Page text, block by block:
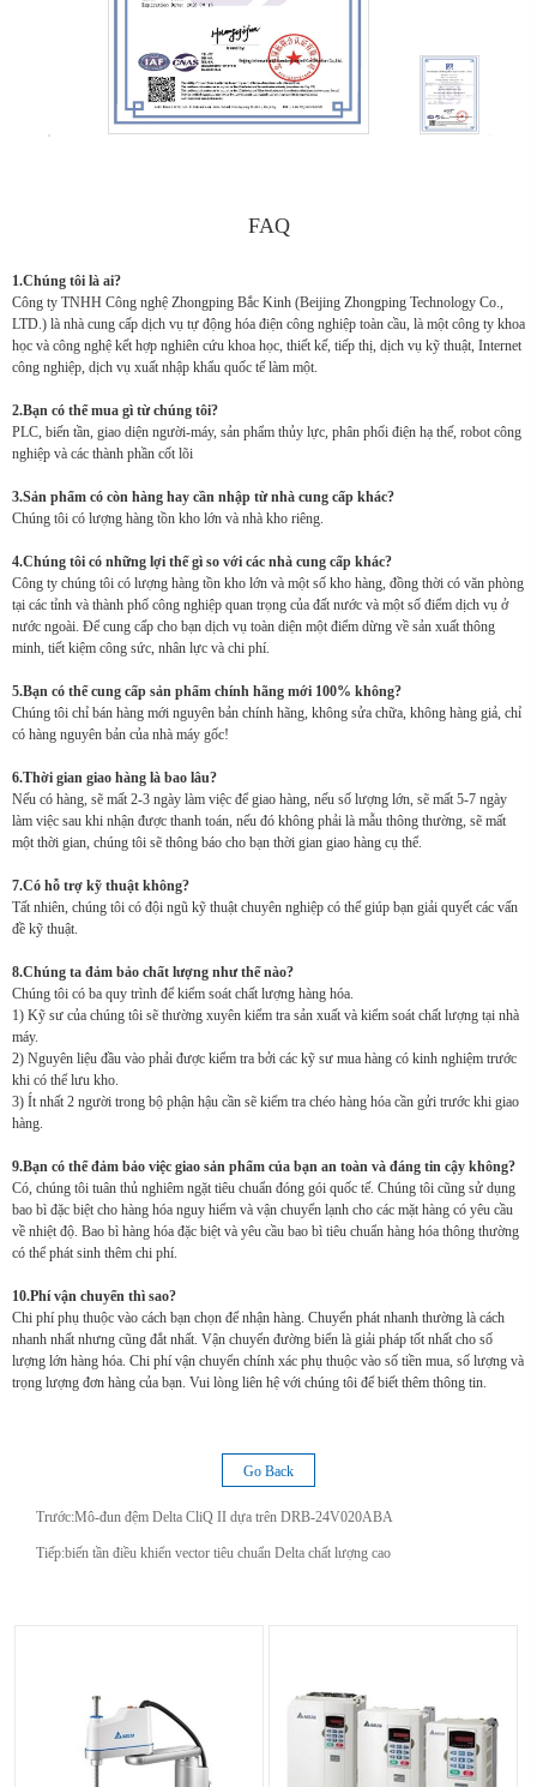
FAQ
1.Chúng tôi là ai?
Công ty TNHH Công nghệ Zhongping Bắc Kinh (Beijing Zhongping Technology Co.,
LTD.) là nhà cung cấp dịch vụ tự động hóa điện công nghiệp toàn cầu, là một công ty khoa
học và công nghệ kết hợp nghiên cứu khoa học, thiết kế, tiếp thị, dịch vụ kỹ thuật, Internet
công nghiệp, dịch vụ xuất nhập khẩu quốc tế làm một.
2.Bạn có thể mua gì từ chúng tôi?
PLC, biến tần, giao diện người-máy, sản phẩm thủy lực, phân phối điện hạ thế, robot công
nghiệp và các thành phần cốt lõi
3.Sản phẩm có còn hàng hay cần nhập từ nhà cung cấp khác?
Chúng tôi có lượng hàng tồn kho lớn và nhà kho riêng.
4.Chúng tôi có những lợi thế gì so với các nhà cung cấp khác?
Công ty chúng tôi có lượng hàng tồn kho lớn và một số kho hàng, đồng thời có văn phòng
tại các tỉnh và thành phố công nghiệp quan trọng của đất nước và một số điểm dịch vụ ở
nước ngoài. Để cung cấp cho bạn dịch vụ toàn diện một điểm dừng về sản xuất thông
minh, tiết kiệm công sức, nhân lực và chi phí.
5.Bạn có thể cung cấp sản phẩm chính hãng mới 100% không?
Chúng tôi chỉ bán hàng mới nguyên bản chính hãng, không sửa chữa, không hàng giả, chỉ
có hàng nguyên bản của nhà máy gốc!
6.Thời gian giao hàng là bao lâu?
Nếu có hàng, sẽ mất 2-3 ngày làm việc để giao hàng, nếu số lượng lớn, sẽ mất 5-7 ngày
làm việc sau khi nhận được thanh toán, nếu đó không phải là mẫu thông thường, sẽ mất
một thời gian, chúng tôi sẽ thông báo cho bạn thời gian giao hàng cụ thể.
7.Có hỗ trợ kỹ thuật không?
Tất nhiên, chúng tôi có đội ngũ kỹ thuật chuyên nghiệp có thể giúp bạn giải quyết các vấn
đề kỹ thuật.
8.Chúng ta đảm bảo chất lượng như thế nào?
Chúng tôi có ba quy trình để kiểm soát chất lượng hàng hóa.
1) Kỹ sư của chúng tôi sẽ thường xuyên kiểm tra sản xuất và kiểm soát chất lượng tại nhà
máy.
2) Nguyên liệu đầu vào phải được kiểm tra bởi các kỹ sư mua hàng có kinh nghiệm trước
khi có thể lưu kho.
3) Ít nhất 2 người trong bộ phận hậu cần sẽ kiểm tra chéo hàng hóa cần gửi trước khi giao
hàng.
9.Bạn có thể đảm bảo việc giao sản phẩm của bạn an toàn và đáng tin cậy không?
Có, chúng tôi tuân thủ nghiêm ngặt tiêu chuẩn đóng gói quốc tế. Chúng tôi cũng sử dụng
bao bì đặc biệt cho hàng hóa nguy hiểm và vận chuyển lạnh cho các mặt hàng có yêu cầu
về nhiệt độ. Bao bì hàng hóa đặc biệt và yêu cầu bao bì tiêu chuẩn hàng hóa thông thường
có thể phát sinh thêm chi phí.
10.Phí vận chuyển thì sao?
Chi phí phụ thuộc vào cách bạn chọn để nhận hàng. Chuyển phát nhanh thường là cách
nhanh nhất nhưng cũng đắt nhất. Vận chuyển đường biển là giải pháp tốt nhất cho số
lượng lớn hàng hóa. Chi phí vận chuyển chính xác phụ thuộc vào số tiền mua, số lượng và
trọng lượng đơn hàng của bạn. Vui lòng liên hệ với chúng tôi để biết thêm thông tin.
Go Back
Trước:Mô-đun đệm Delta CliQ II dựa trên DRB-24V020ABA
Tiếp:biến tần điều khiển vector tiêu chuẩn Delta chất lượng cao